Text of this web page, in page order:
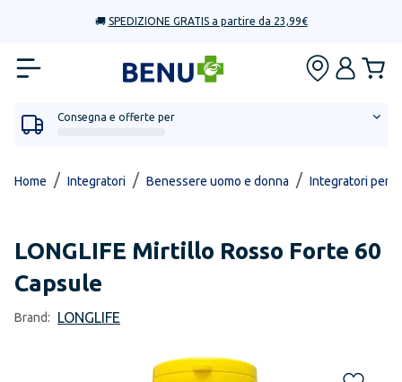
🚚 SPEDIZIONE GRATIS a partire da 23,99€
Consegna e offerte per
Home / Integratori / Benessere uomo e donna / Integratori per
LONGLIFE Mirtillo Rosso Forte 60
Capsule
Brand: LONGLIFE